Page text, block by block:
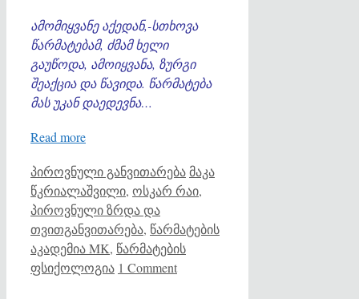
ამომიყვანე აქედან,-სთხოვა
წარმატებამ, ძმამ ხელი
გაუწოდა, ამოიყვანა, ზურგი
შეაქცია და წავიდა. წარმატება
მას უკან დაედევნა…
Read more
Categories
პიროვნული განვითარებაTags
მაკა
წკრიალაშვილი, ოსკარ რაი,
პიროვნული ზრდა და
თვითგანვითარება, წარმატების
აკადემია MK, წარმატების
ფსიქოლოგია 1 Comment